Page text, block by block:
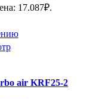
17.087₽.
air KRF25-2